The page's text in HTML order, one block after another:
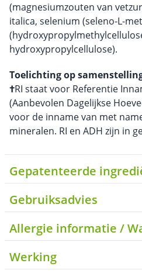
(magnesiumzouten van
italica, selenium (seleno-L-
hydroxypropylcellulose).
Toelichting op
†RI staat voor Referentie
(Aanbevolen Dagelijkse
voor de inname van met
mineralen. RI en ADH zijn in
Gepatenteerde
Gebruiksadvies
Allergie informatie /
Werking